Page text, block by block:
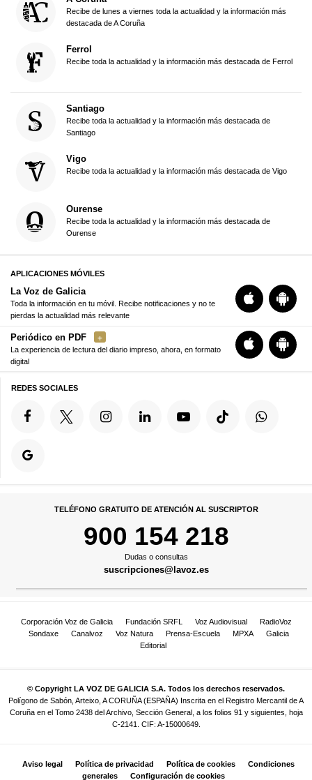
Recibe de lunes a viernes toda la actualidad y la información más
destacada de A Coruña
Ferrol
Recibe toda la actualidad y la información más destacada de Ferrol
Santiago
Recibe toda la actualidad y la información más destacada de
Santiago
Vigo
Recibe toda la actualidad y la información más destacada de Vigo
Ourense
Recibe toda la actualidad y la información más destacada de
Ourense
APLICACIONES MÓVILES
La Voz de Galicia
Toda la información en tu móvil. Recibe notificaciones y no te
pierdas la actualidad más relevante
Periódico en PDF
La experiencia de lectura del diario impreso, ahora, en formato
digital
REDES SOCIALES
TELÉFONO GRATUITO DE ATENCIÓN AL SUSCRIPTOR
900 154 218
Dudas o consultas
suscripciones@lavoz.es
Corporación Voz de Galicia Fundación SRFL Voz Audiovisual
RadioVoz
Sondaxe
Canalvoz Voz Natura Prensa-Escuela MPXA
Galicia
Editorial
© Copyright LA VOZ DE GALICIA S.A. Todos los derechos reservados.
Polígono de Sabón, Arteixo, A CORUÑA (ESPAÑA) Inscrita en el Registro Mercantil de A
Coruña en el Tomo 2438 del Archivo, Sección General, a los folios 91 y siguientes, hoja
C-2141. CIF: A-15000649.
Aviso legal Política de privacidad Política de cookies
Condiciones
generales
Configuración de cookies